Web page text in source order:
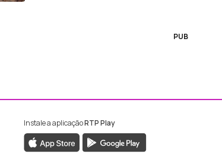
PUB
RTP Madeira
da RTP Madeira
Instale a aplicaçãoRTP Play